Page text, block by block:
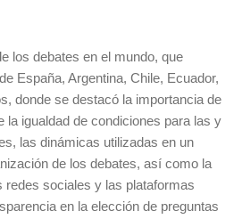
los debates en el mundo, que
España, Argentina, Chile, Ecuador,
donde se destacó la importancia de
la igualdad de condiciones para las y
las dinámicas utilizadas en un
de los debates, así como la
redes sociales y las plataformas
en la elección de preguntas